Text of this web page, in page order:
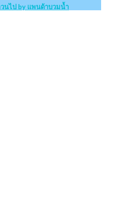
วนไป by แพนด้าบวมน้ำ